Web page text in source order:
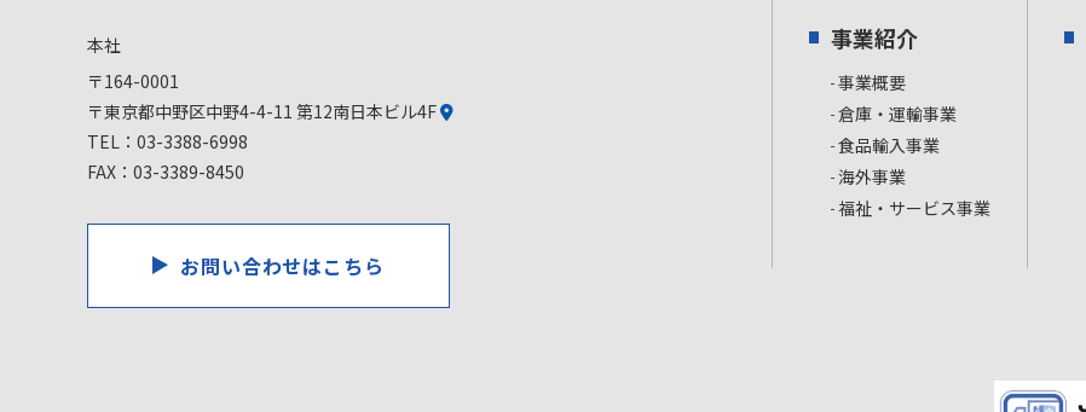
本社
〒164-0001
〒東京都中野区中野4-4-11 第12南日本ビル4F
TEL： 03-3388-6998
FAX：03-3389-8450
お問い合わせはこちら
事業紹介
事業概要
倉庫・運輸事業
食品輸入事業
海外事業
福祉・サービス事業